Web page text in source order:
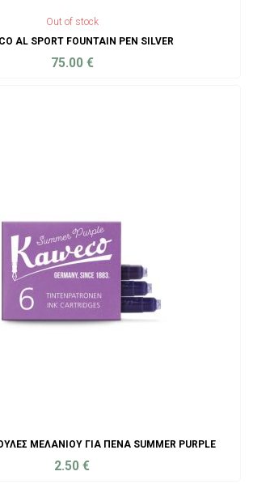
Out of stock
AL SPORT FOUNTAIN PEN SILVER
75.00 €
ΜΕΛΑΝΙΟΎ ΓΙΑ ΠΈΝΑ SUMMER PURPLE
2.50 €